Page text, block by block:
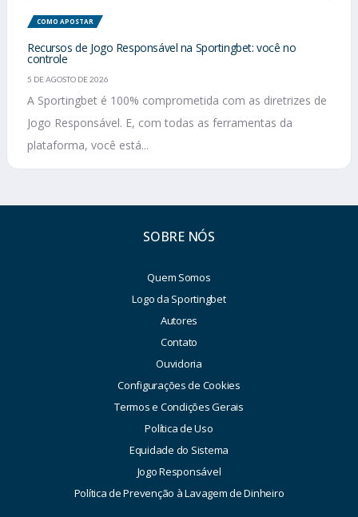
COMO APOSTAR
Recursos de Jogo Responsável na Sportingbet: você no
controle
5 DE AGOSTO DE 2026
A Sportingbet é 100% comprometida com as diretrizes de
Jogo Responsável. E, com todas as ferramentas da
plataforma, você está...
SOBRE NÓS
Quem Somos
Logo da Sportingbet
Autores
Contato
Ouvidoria
Configurações de Cookies
Termos e Condições Gerais
Política de Uso
Equidade do Sistema
Jogo Responsável
Política de Prevenção à Lavagem de Dinheiro